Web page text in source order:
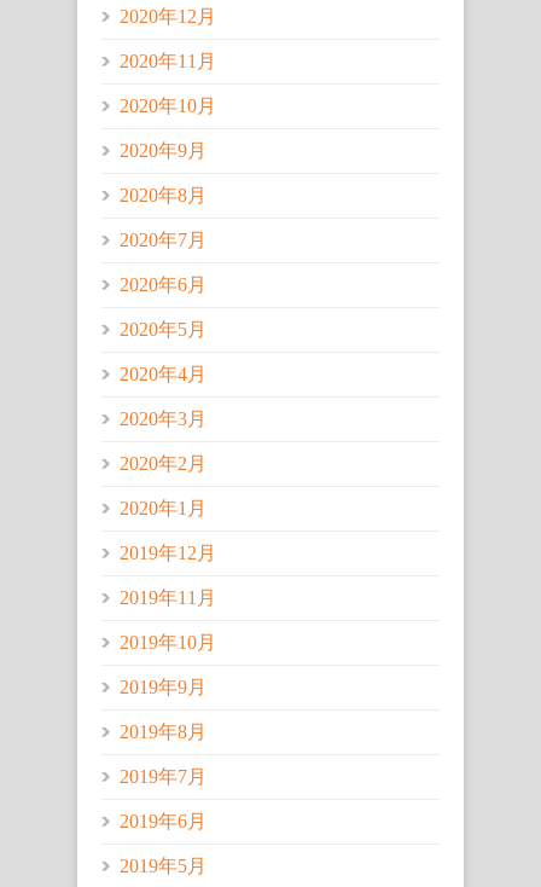
2020年12月
2020年11月
2020年10月
2020年9月
2020年8月
2020年7月
2020年6月
2020年5月
2020年4月
2020年3月
2020年2月
2020年1月
2019年12月
2019年11月
2019年10月
2019年9月
2019年8月
2019年7月
2019年6月
2019年5月